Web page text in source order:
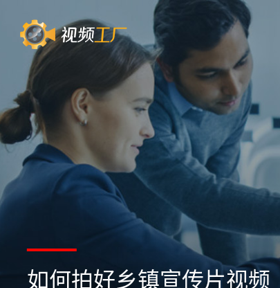
如何拍好乡镇宣传片视频